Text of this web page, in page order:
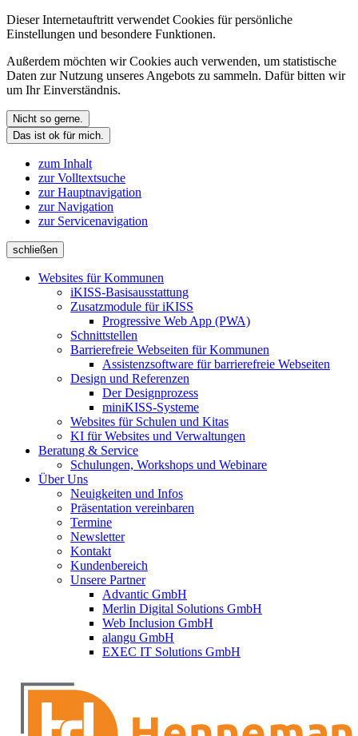
Dieser Internetauftritt verwendet Cookies für persönliche
Einstellungen und besondere Funktionen.
Außerdem möchten wir Cookies auch verwenden, um statistische
Daten zur Nutzung unseres Angebots zu sammeln. Dafür bitten wir
um Ihr Einverständnis.
Nicht so gerne.
Das ist ok für mich.
zum Inhalt
zur Volltextsuche
zur Hauptnavigation
zur Navigation
zur Servicenavigation
schließen
Websites für Kommunen
iKISS-Basisausstattung
Zusatzmodule für iKISS
Progressive Web App (PWA)
Schnittstellen
Barrierefreie Webseiten für Kommunen
Assistenzsoftware für barrierefreie Webseiten
Design und Referenzen
Der Designprozess
miniKISS-Systeme
Websites für Schulen und Kitas
KI für Websites und Verwaltungen
Beratung & Service
Schulungen, Workshops und Webinare
Über Uns
Neuigkeiten und Infos
Präsentation vereinbaren
Termine
Newsletter
Kontakt
Kundenbereich
Unsere Partner
Advantic GmbH
Merlin Digital Solutions GmbH
Web Inclusion GmbH
alangu GmbH
EXEC IT Solutions GmbH